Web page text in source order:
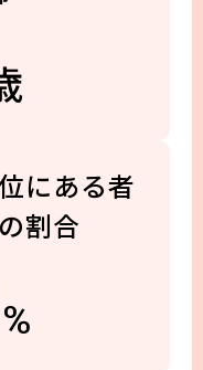
にある者
割合
%